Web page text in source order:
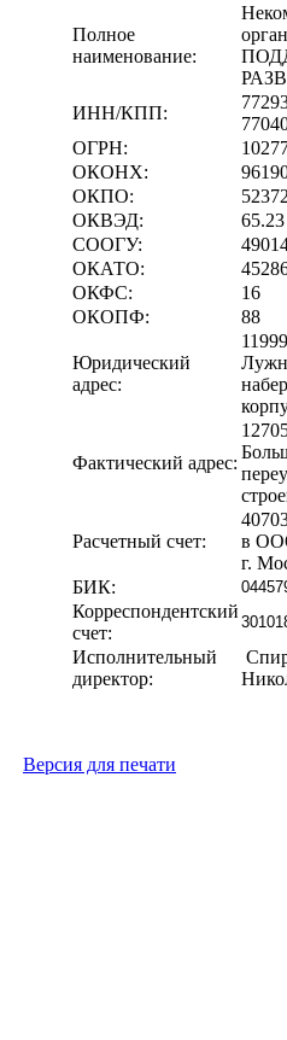
Полное
наименование:
ИНН/КПП:
ОГРН:
ОКОНХ:
ОКПО:
ОКВЭД:
65.23
СООГУ:
ОКАТО:
ОКФС:
16
ОКОПФ:
88
Юридический
адрес:
Фактический адрес:
Расчетный счет:
в
г.
БИК:
Корреспондентский
счет:
Исполнительный
директор:
Версия для печати